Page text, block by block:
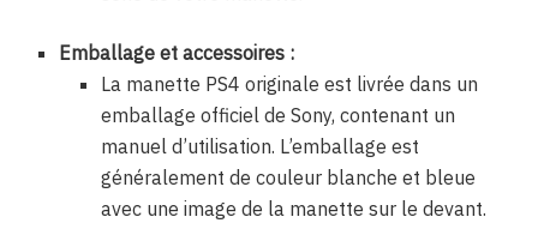
Emballage et accessoires :
La manette PS4 originale est livrée dans un
emballage officiel de Sony, contenant un
manuel d’utilisation. L’emballage est
généralement de couleur blanche et bleue
avec une image de la manette sur le devant.